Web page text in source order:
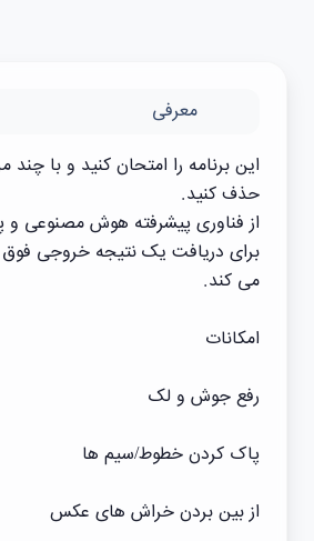
معرفی
این برنامه را امتحان کنید و با چند
حذف کنید.
از فناوری پیشرفته هوش مصنوعی و
برای دریافت یک نتیجه خروجی فوق
می کند.
امکانات
رفع جوش و لک
پاک کردن خطوط/سیم ها
از بین بردن خراش های عکس